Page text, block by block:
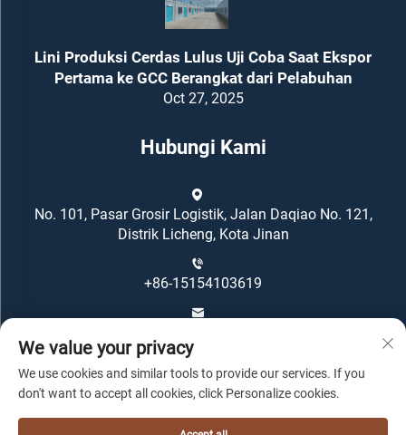
Lini Produksi Cerdas Lulus Uji Coba Saat Ekspor
Pertama ke GCC Berangkat dari Pelabuhan
Oct 27, 2025
Hubungi Kami
No. 101, Pasar Grosir Logistik, Jalan Daqiao No. 121,
Distrik Licheng, Kota Jinan
+86-15154103619
We value your privacy
We use cookies and similar tools to provide our services. If you
don't want to accept all cookies, click Personalize cookies.